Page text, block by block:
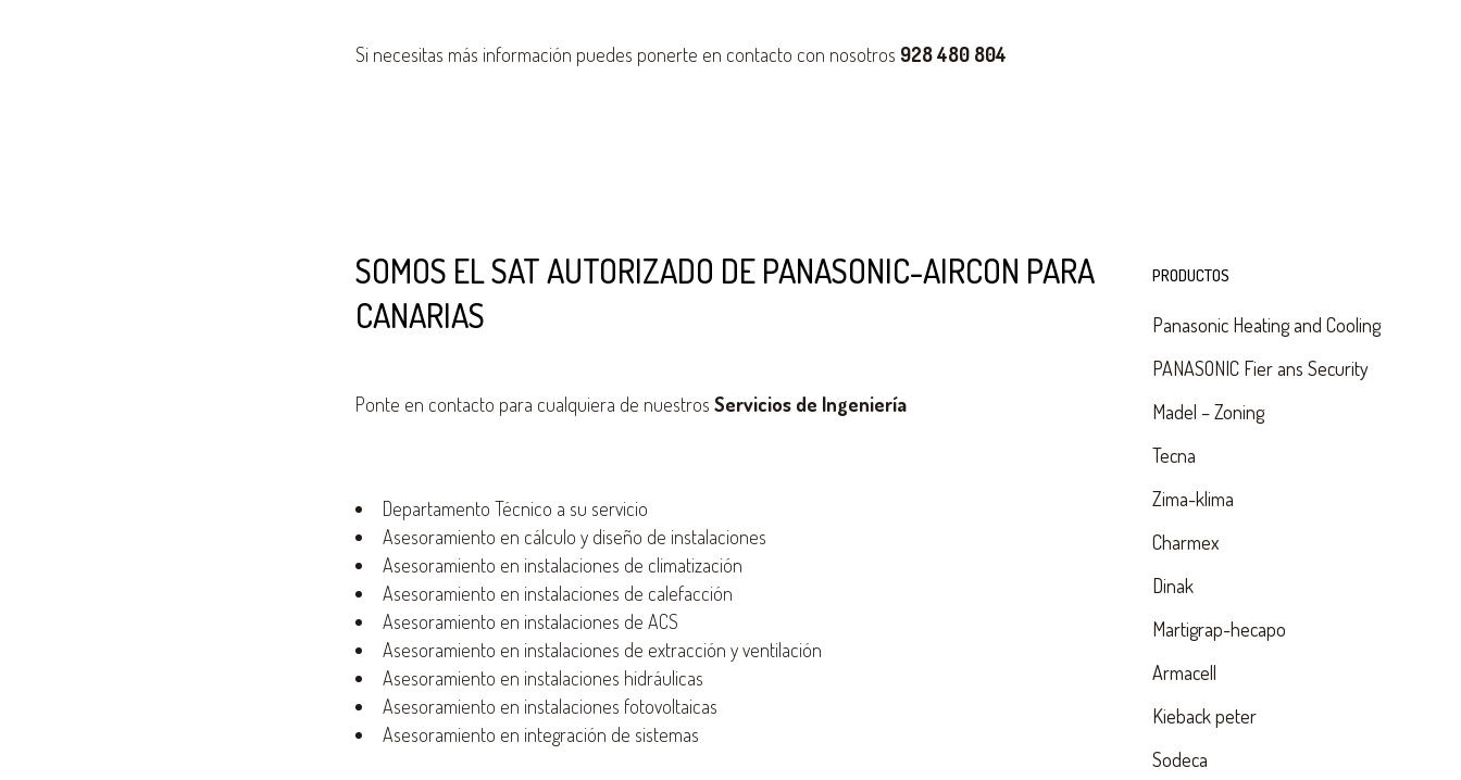
Si necesitas más información puedes ponerte en contacto con nosotros 928 480 804
SOMOS EL SAT AUTORIZADO DE PANASONIC-AIRCON PARA
CANARIAS
Ponte en contacto para cualquiera de nuestros Servicios de Ingeniería
Departamento Técnico a su servicio
Asesoramiento en cálculo y diseño de instalaciones
Asesoramiento en instalaciones de climatización
Asesoramiento en instalaciones de calefacción
Asesoramiento en instalaciones de ACS
Asesoramiento en instalaciones de extracción y ventilación
Asesoramiento en instalaciones hidráulicas
Asesoramiento en instalaciones fotovoltaicas
Asesoramiento en integración de sistemas
PRODUCTOS
Panasonic Heating and Cooling
PANASONIC Fier ans Security
Madel – Zoning
Tecna
Zima-klima
Charmex
Dinak
Martigrap-hecapo
Armacell
Kieback peter
Sodeca